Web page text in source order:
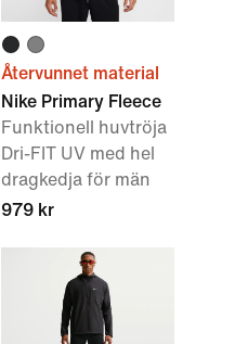
Återvunnet material
Nike Primary Fleece
Funktionell huvtröja
Dri-FIT UV med hel
dragkedja för män
979 kr